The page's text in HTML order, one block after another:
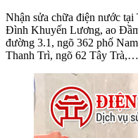
Nhận sửa chữa điện nước tại
Đình Khuyến Lương, ao
đường 3.1, ngõ 362 phố
Thanh Trì, ngõ 62 Tây Trà,…